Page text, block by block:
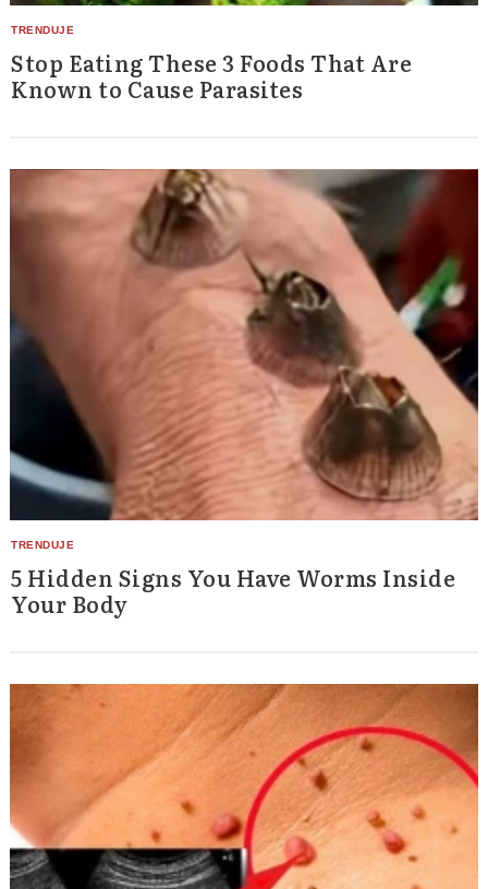
Stop Eating These 3 Foods That Are
Known to Cause Parasites
5 Hidden Signs You Have Worms Inside
Your Body